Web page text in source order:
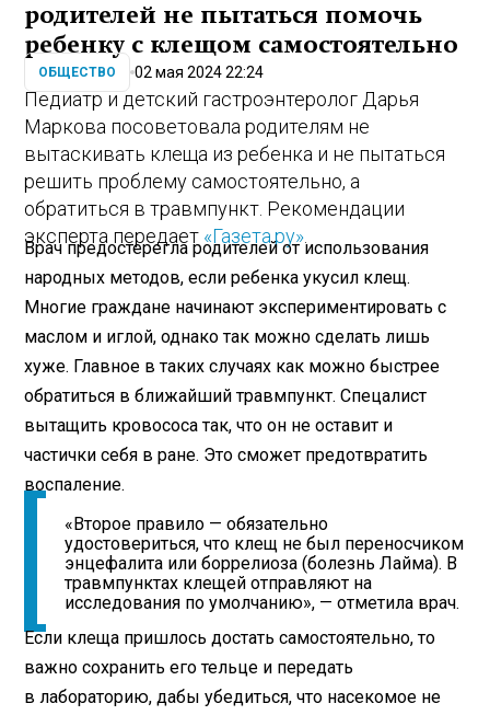
родителей не пытаться помочь
ребенку с клещом самостоятельно
ОБЩЕСТВО 02 мая 2024 22:24
Педиатр и детский гастроэнтеролог Дарья
Маркова посоветовала родителям не
вытаскивать клеща из ребенка и не пытаться
решить проблему самостоятельно, а
обратиться в травмпункт. Рекомендации
эксперта передает «Газета.ру»
Врач предостерегла родителей от использования
народных методов, если ребенка укусил клещ.
Многие граждане начинают экспериментировать с
маслом и иглой, однако так можно сделать лишь
хуже. Главное в таких случаях как можно быстрее
обратиться в ближайший травмпункт. Спецалист
вытащить кровососа так, что он не оставит и
частички себя в ране. Это сможет предотвратить
воспаление.
«Второе правило — обязательно
удостовериться, что клещ не был переносчиком
энцефалита или боррелиоза (болезнь Лайма). В
травмпунктах клещей отправляют на
исследования по умолчанию», — отметила врач.
Если клеща пришлось достать самостоятельно, то
важно сохранить его тельце и передать
в лабораторию, дабы убедиться, что насекомое не